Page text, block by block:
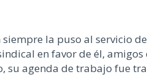
la puso al servicio
en favor de él,
agenda de trabajo fue